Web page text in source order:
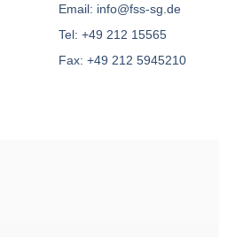
Email: info@fss-sg.de
Tel: +49 212 15565
Fax: +49 212 5945210